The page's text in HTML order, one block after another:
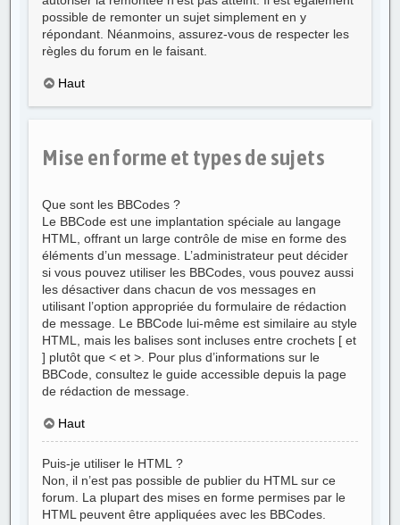
possible de remonter un sujet simplement en y
répondant. Néanmoins, assurez-vous de respecter les
règles du forum en le faisant.
Haut
Mise en forme et types de sujets
Que sont les BBCodes ?
Le BBCode est une implantation spéciale au langage
HTML, offrant un large contrôle de mise en forme des
éléments d’un message. L’administrateur peut décider
si vous pouvez utiliser les BBCodes, vous pouvez aussi
les désactiver dans chacun de vos messages en
utilisant l’option appropriée du formulaire de rédaction
de message. Le BBCode lui-même est similaire au style
HTML, mais les balises sont incluses entre crochets [ et
] plutôt que < et >. Pour plus d’informations sur le
BBCode, consultez le guide accessible depuis la page
de rédaction de message.
Haut
Puis-je utiliser le HTML ?
Non, il n’est pas possible de publier du HTML sur ce
forum. La plupart des mises en forme permises par le
HTML peuvent être appliquées avec les BBCodes.